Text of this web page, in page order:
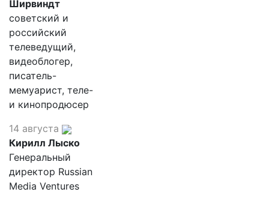
Ширвиндт
советский и
российский
телеведущий,
видеоблогер,
писатель-
мемуарист, теле-
и кинопродюсер
14 августа
Кирилл Лыско
Генеральный
директор Russian
Media Ventures